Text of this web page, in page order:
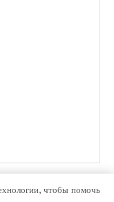
чтобы помочь